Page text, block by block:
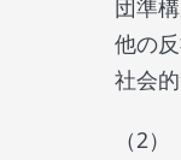
団準
他の
社会